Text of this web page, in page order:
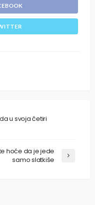
u svoja četiri
hoće da je jede
samo slatkiše